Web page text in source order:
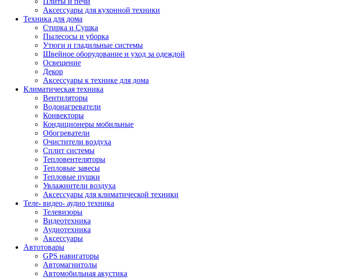
Аксессуары для кухонной техники
Техника для дома
Стирка и Сушка
Пылесосы и уборка
Утюги и гладильные системы
Швейное оборудование и уход за одеждой
Освещение
Декор
Аксессуары к технике для дома
Климатическая техника
Вентиляторы
Водонагреватели
Конвекторы
Кондиционеры мобильные
Обогреватели
Очистители воздуха
Сплит системы
Тепловентеляторы
Тепловые завесы
Тепловые пушки
Увлажнители воздуха
Аксессуары для климатической техники
Теле- видео- аудио техника
Телевизоры
Видеотехника
Аудиотехника
Аксессуары
Автотовары
GPS навигаторы
Автомагнитолы
Автомобильная акустика